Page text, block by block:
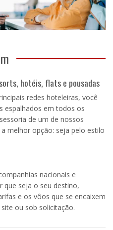
hotéis, flats e pousadas
redes hoteleiras, você
espalhados em todos os
de um de nossos
melhor opção: seja pelo estilo
nacionais e
que seja o seu destino,
e os vôos que se encaixem
ou sob solicitação.